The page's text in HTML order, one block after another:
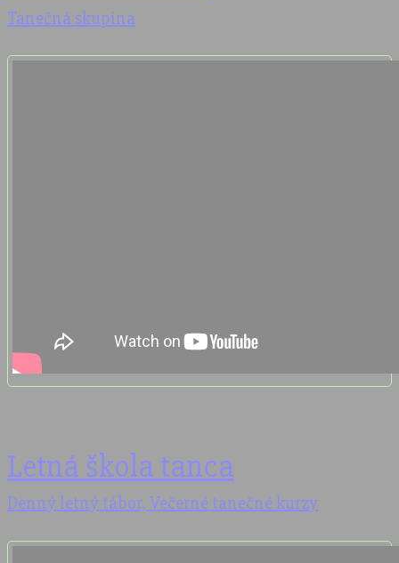
Tanečná skupina
Letná škola tanca
Denný letný tábor, Večerné tanečné kurzy